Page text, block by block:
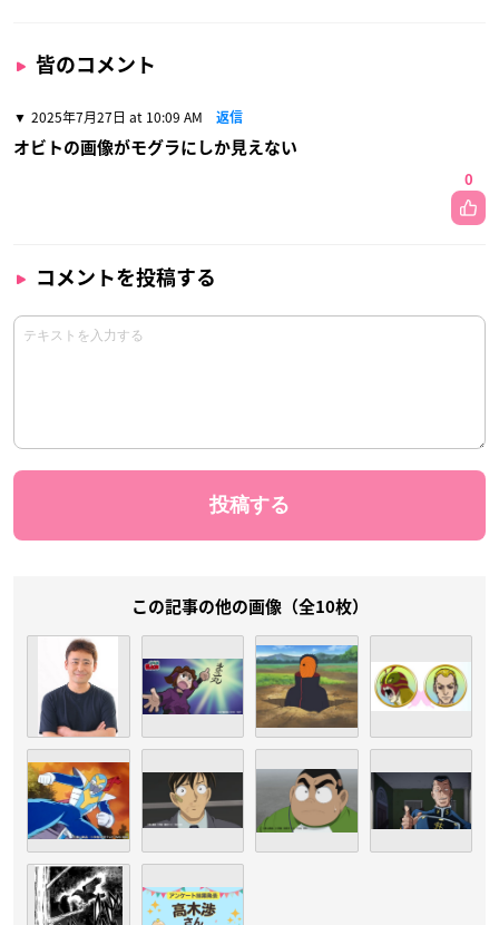
皆のコメント
2025年7月27日 at 10:09 AM 返信
オビトの画像がモグラにしか見えない
0
コメントを投稿する
この記事の他の画像（全10枚）